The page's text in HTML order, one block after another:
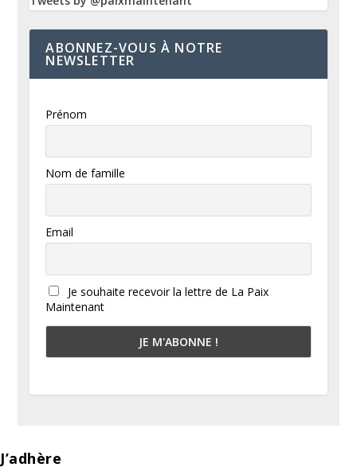
ABONNEZ-VOUS À NOTRE
NEWSLETTER
Prénom
Nom de famille
Email
Je souhaite recevoir la lettre de La Paix
Maintenant
J’adhère